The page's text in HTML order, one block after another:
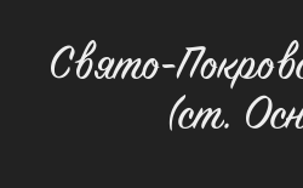
Свято-
(ст.